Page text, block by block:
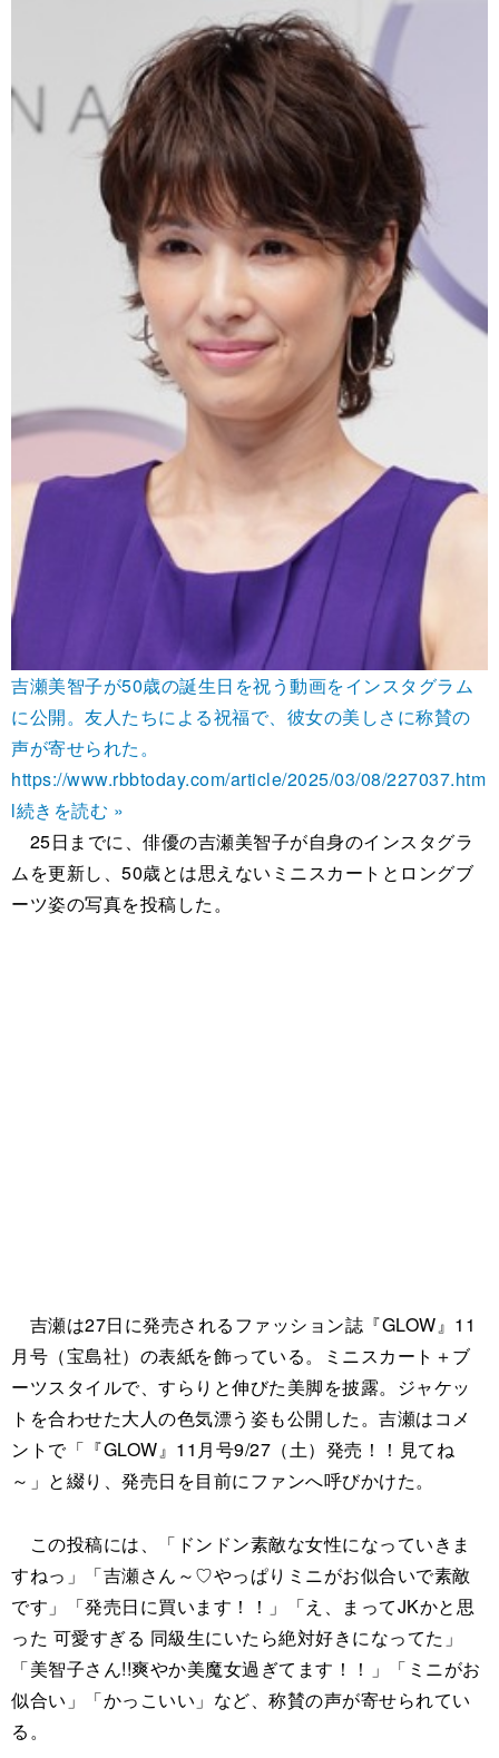
吉瀬美智子が50歳の誕生日を祝う動画をインスタグラム
に公開。友人たちによる祝福で、彼女の美しさに称賛の
声が寄せられた。
https://www.rbbtoday.com/article/2025/03/08/227037.htm
l続きを読む »
25日までに、俳優の吉瀬美智子が自身のインスタグラ
ムを更新し、50歳とは思えないミニスカートとロングブ
ーツ姿の写真を投稿した。
吉瀬は27日に発売されるファッション誌『GLOW』11
月号（宝島社）の表紙を飾っている。ミニスカート＋ブ
ーツスタイルで、すらりと伸びた美脚を披露。ジャケッ
トを合わせた大人の色気漂う姿も公開した。吉瀬はコメ
ントで「『GLOW』11月号9/27（土）発売！！見てね
～」と綴り、発売日を目前にファンへ呼びかけた。
この投稿には、「ドンドン素敵な女性になっていきま
すねっ」「吉瀬さん～♡やっぱりミニがお似合いで素敵
です」「発売日に買います！！」「え、まってJKかと思
った 可愛すぎる 同級生にいたら絶対好きになってた」
「美智子さん!!爽やか美魔女過ぎてます！！」「ミニがお
似合い」「かっこいい」など、称賛の声が寄せられてい
る。